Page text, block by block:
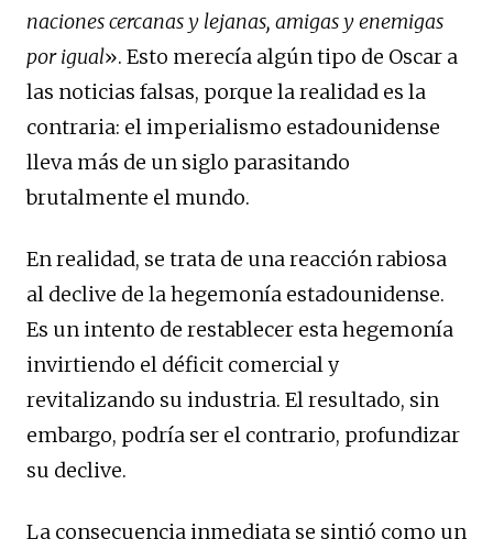
naciones cercanas y lejanas, amigas y enemigas
por igual». Esto merecía algún tipo de Oscar a
las noticias falsas, porque la realidad es la
contraria: el imperialismo estadounidense
lleva más de un siglo parasitando
brutalmente el mundo.
En realidad, se trata de una reacción rabiosa
al declive de la hegemonía estadounidense.
Es un intento de restablecer esta hegemonía
invirtiendo el déficit comercial y
revitalizando su industria. El resultado, sin
embargo, podría ser el contrario, profundizar
su declive.
La consecuencia inmediata se sintió como un